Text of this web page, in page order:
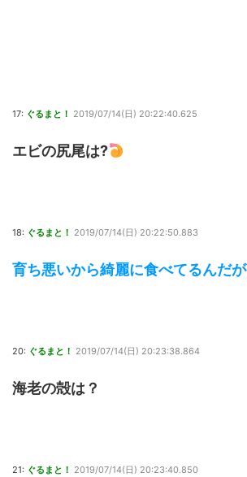
17: ぐるまと！ 2019/07/14(日) 20:22:40.625
エビの尻尾は?
18: ぐるまと！ 2019/07/14(日) 20:22:50.883
育ち悪いから綺麗に食べてるんだが
20: ぐるまと！ 2019/07/14(日) 20:23:38.864
海老の殻は？
21: ぐるまと！ 2019/07/14(日) 20:23:40.850